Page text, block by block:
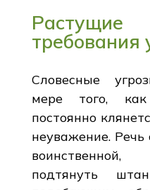
требования
Словесные
мере того,
постоянно
неуважение. Речь
подтянуть